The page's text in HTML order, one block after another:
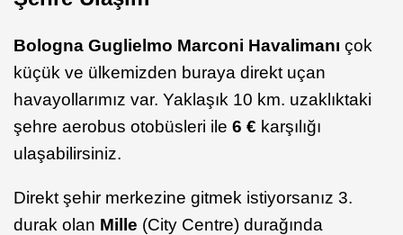
Bologna Guglielmo Marconi Havalimanı çok
küçük ve ülkemizden buraya direkt uçan
havayollarımız var. Yaklaşık 10 km. uzaklıktaki
şehre aerobus otobüsleri ile 6 € karşılığı
ulaşabilirsiniz.
Direkt şehir merkezine gitmek istiyorsanız 3.
durak olan Mille (City Centre) durağında